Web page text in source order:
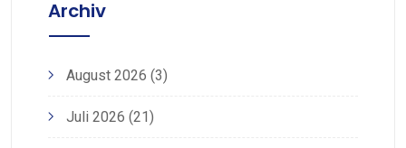
Archiv
August 2026 (3)
Juli 2026 (21)